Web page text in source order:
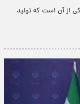
از آن است که تولید